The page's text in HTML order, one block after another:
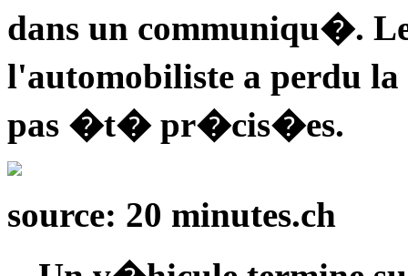
dans un communiqu�.
l'automobiliste a perdu
pas �t� pr�cis�es.
source: 20 minutes.ch